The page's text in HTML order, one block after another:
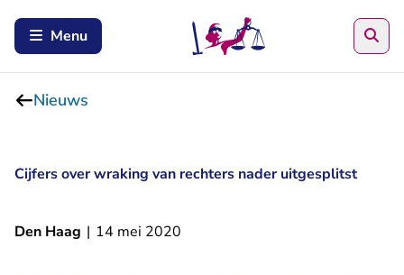
Menu
Nieuws
Cijfers over wraking van rechters nader uitgesplitst
Den Haag | 14 mei 2020